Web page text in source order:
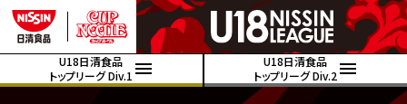
U18日清食品
トップリーグ Div.1
U18日清食品
トップリーグ Div.2